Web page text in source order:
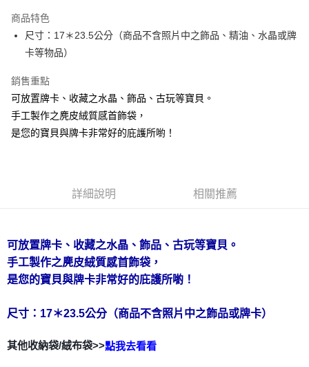
Apple Pay
街口支付
悠遊付
ATM付款
賣家宅配幫您送（台灣）
每筆NT$80，滿NT$3,000(含以上)免運費
每筆NT$80，滿NT$3,000(含以上)免運費
付款後門市自取
商品特色
尺寸：17＊23.5公分（商品不含照片中之飾品、精油、水晶或牌
卡等物品）
銷售重點
可放置牌卡、收藏之水晶、飾品、古玩等寶貝。
手工製作之麂皮絨質感首飾袋，
是您的寶貝與牌卡非常好的庇護所喲！
詳細說明 相關推薦
可放置牌卡、收藏之水晶、飾品、古玩等寶貝。
手工製作之麂皮絨質感首飾袋，
是您的寶貝與牌卡非常好的庇護所喲！
尺寸：17＊23.5公分（商品不含照片中之飾品或牌卡）
其他收納袋/絨布袋>>點我去看看